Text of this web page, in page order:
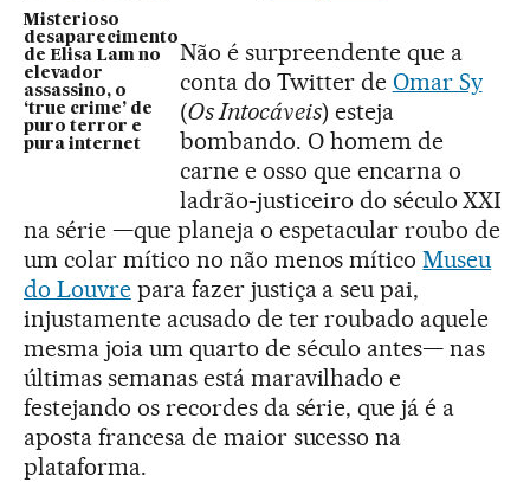
Misterioso
desaparecimento
de Elisa Lam no
elevador
assassino, o
‘true crime’ de
puro terror e
pura internet
Não é surpreendente que a
conta do Twitter de Omar Sy
(Os Intocáveis) esteja
bombando. O homem de
carne e osso que encarna o
ladrão-justiceiro do século XXI
na série —que planeja o espetacular roubo de
um colar mítico no não menos míticoMuseu
do Louvrepara fazer justiça a seu pai,
injustamente acusado de ter roubado aquele
mesma joia um quarto de século antes— nas
últimas semanas está maravilhado e
festejando os recordes da série, que já é a
aposta francesa de maior sucesso na
plataforma.